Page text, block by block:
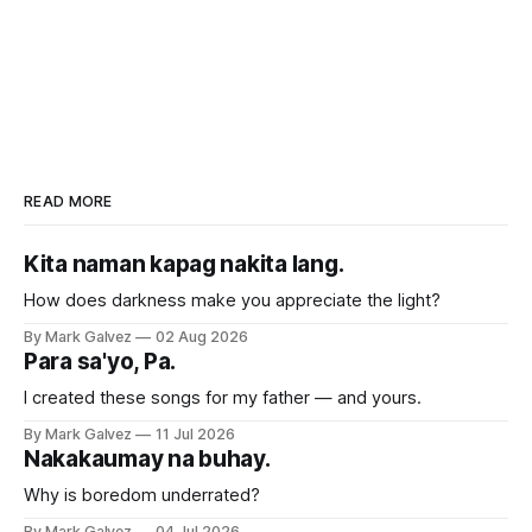
READ MORE
Kita naman kapag nakita lang.
How does darkness make you appreciate the light?
By Mark Galvez 02 Aug 2026
Para sa'yo, Pa.
I created these songs for my father — and yours.
By Mark Galvez 11 Jul 2026
Nakakaumay na buhay.
Why is boredom underrated?